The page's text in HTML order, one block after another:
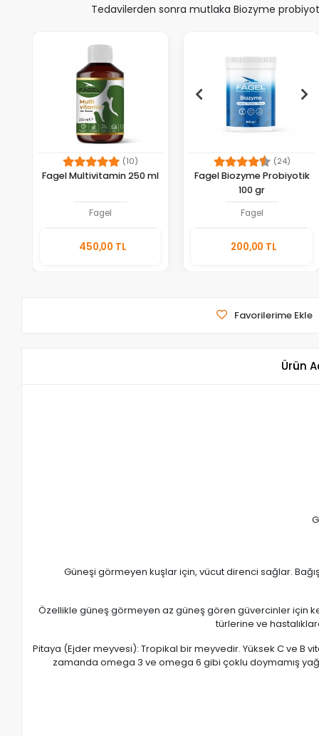
Tedavilerden sonra mutlaka Biozyme
(10)
Fagel Multivitamin 250 ml
Fagel
450,00 TLEkle
(24)
Fagel Biozyme Probiyotik
100 gr
Fagel
200,00 TL
Favorilerime Ekle
Ürün
Güneşi görmeyen kuşlar için, vücut direnci sağlar.
Özellikle güneş görmeyen az güneş gören güvercinler için
türlerine ve
Pitaya (Ejder meyvesi): Tropikal bir meyvedir. Yüksek C ve B
zamanda omega 3 ve omega 6 gibi çoklu doymamış yağ